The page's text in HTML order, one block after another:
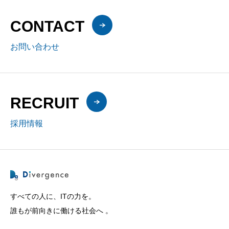
CONTACT
お問い合わせ
RECRUIT
採用情報
すべての人に、ITの力を。
誰もが前向きに働ける社会へ 。